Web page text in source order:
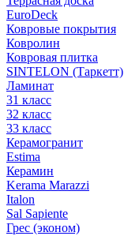
EuroDeck
Ковровые покрытия
Ковролин
Ковровая плитка
SINTELON (Таркетт)
Ламинат
31 класс
32 класс
33 класс
Керамогранит
Estima
Керамин
Kerama Marazzi
Italon
Sal Sapiente
Грес (эконом)